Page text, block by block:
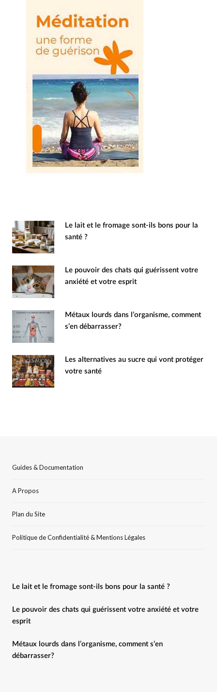
Le lait et le fromage sont-ils bons pour la
santé ?
Le pouvoir des chats qui guérissent votre
anxiété et votre esprit
Métaux lourds dans l’organisme, comment
s’en débarrasser?
Les alternatives au sucre qui vont protéger
votre santé
Guides & Documentation
A Propos
Plan du Site
Politique de Confidentialité & Mentions Légales
Le lait et le fromage sont-ils bons pour la santé ?
Le pouvoir des chats qui guérissent votre anxiété et votre
esprit
Métaux lourds dans l’organisme, comment s’en
débarrasser?